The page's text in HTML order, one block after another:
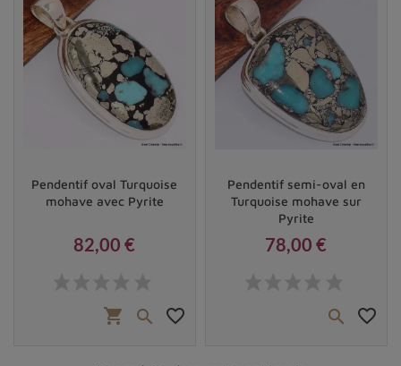
Pendentif oval Turquoise
mohave avec Pyrite
82,00 €
shopping_cart  favorite_border
Pendentif semi-oval en
Turquoise mohave sur
Pyrite
78,00 €
 favorite_border